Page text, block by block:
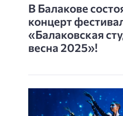
В Балакове
концерт
«Балаковская
весна 2025»!